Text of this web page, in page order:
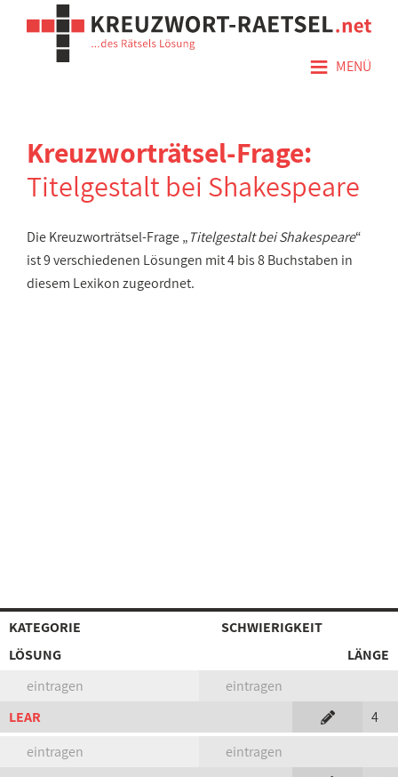
≡ MENÜ
Kreuzworträtsel-Frage:
Titelgestalt bei Shakespeare
Die Kreuzworträtsel-Frage „Titelgestalt bei Shakespeare“
ist 9 verschiedenen Lösungen mit 4 bis 8 Buchstaben in
diesem Lexikon zugeordnet.
KATEGORIE
SCHWIERIGKEIT
LÖSUNG
LÄNGE
eintragen
eintragen
LEAR
4
eintragen
eintragen